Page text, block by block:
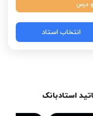
درس
انتخاب استاد
استادبانک